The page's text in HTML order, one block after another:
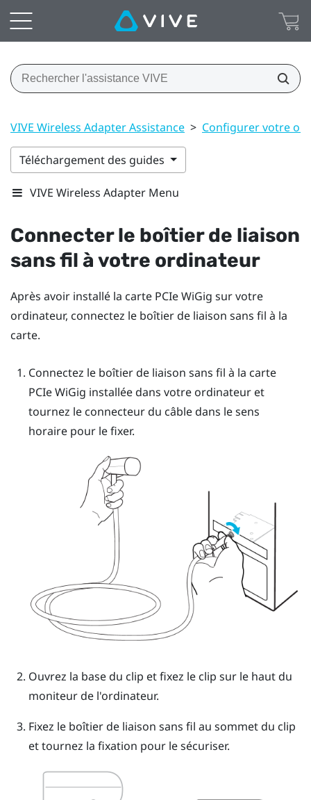
VIVE Wireless Adapter Assistance > Configurer votre
Téléchargement des guides
VIVE Wireless Adapter Menu
Connecter le boîtier de liaison
sans fil à votre ordinateur
Après avoir installé la carte PCIeWiGig sur votre
ordinateur, connectez le boîtier de liaison sans fil à la
carte.
Connectez le boîtier de liaison sans fil à la carte
PCIeWiGig installée dans votre ordinateur et
tournez le connecteur du câble dans le sens
horaire pour le fixer.
Ouvrez la base du clip et fixez le clip sur le haut du
moniteur de l'ordinateur.
Fixez le boîtier de liaison sans fil au sommet du clip
et tournez la fixation pour le sécuriser.